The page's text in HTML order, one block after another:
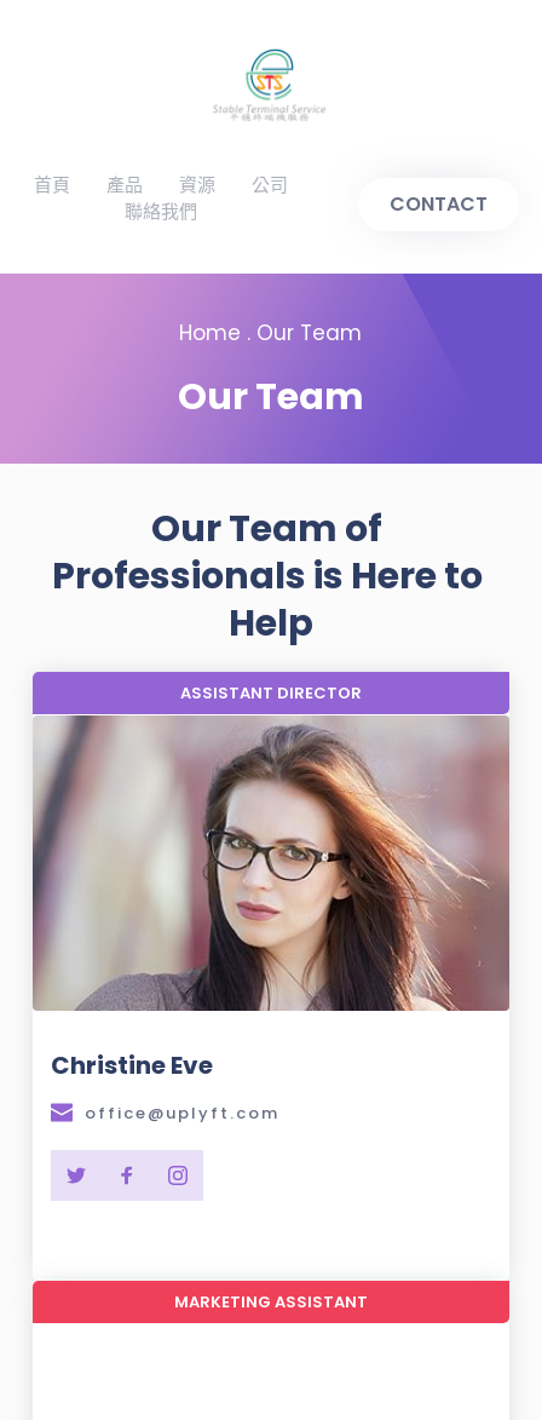
首頁 產品 資源
公司
聯絡我們
CONTACT
Home . Our Team
Our Team
Our Team of
Professionals is Here to
Help
ASSISTANT DIRECTOR
Christine Eve
office@uplyft.com
MARKETING ASSISTANT